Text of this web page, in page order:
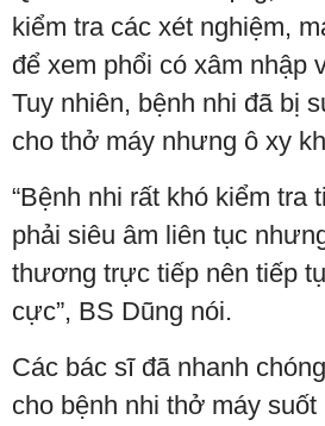
kiểm tra các xét nghiệm,
để xem phổi có xâm nhập
Tuy nhiên, bệnh nhi đã bị
cho thở máy nhưng ô xy
“Bệnh nhi rất khó kiểm tra
phải siêu âm liên tục
thương trực tiếp nên tiếp
cực”, BS Dũng nói.
Các bác sĩ đã nhanh
cho bệnh nhi thở máy suốt